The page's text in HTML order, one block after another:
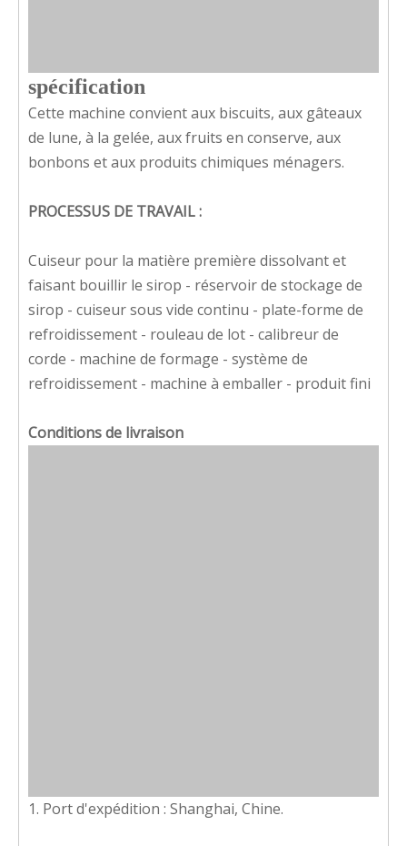
spécification
Cette machine convient aux biscuits, aux gâteaux
de lune, à la gelée, aux fruits en conserve, aux
bonbons et aux produits chimiques ménagers.
PROCESSUS DE TRAVAIL :
Cuiseur pour la matière première dissolvant et
faisant bouillir le sirop - réservoir de stockage de
sirop - cuiseur sous vide continu - plate-forme de
refroidissement - rouleau de lot - calibreur de
corde - machine de formage - système de
refroidissement - machine à emballer - produit fini
Conditions de livraison
1. Port d'expédition : Shanghai, Chine.